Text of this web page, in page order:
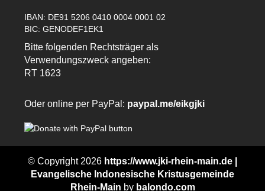
IBAN: DE91 5206 0410 0004 0001 02
BIC: GENODEF1EK1
Bitte folgenden Rechtsträger als
Verwendungszweck angeben:
RT 1623
Oder online per PayPal: paypal.me/eikgjki
© Copyright 2026 https://www.jki-rhein-main.de |
Evangelische Indonesische Kristusgemeinde
Rhein-Main by balondo.com